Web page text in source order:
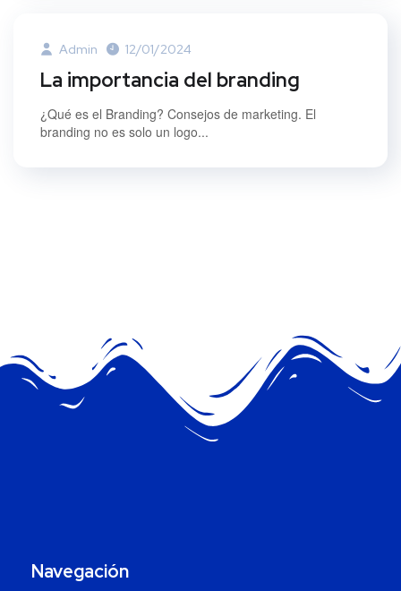
Admin 12/01/2024
La importancia del branding
¿Qué es el Branding? Consejos de marketing. El
branding no es solo un logo...
Navegación